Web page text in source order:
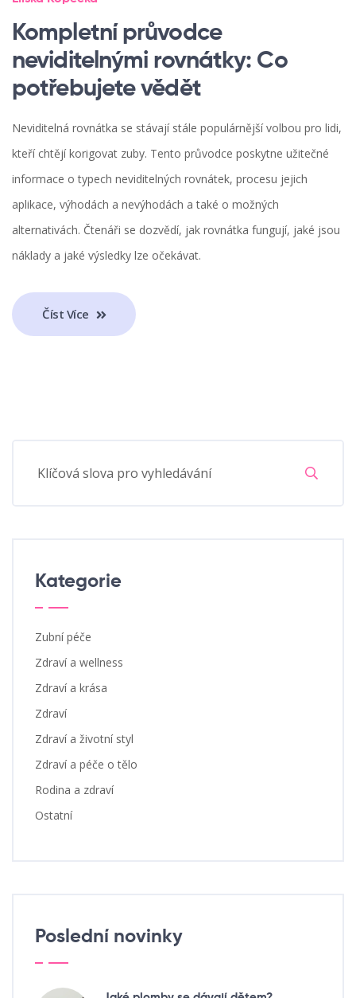
Kompletní průvodce
neviditelnými rovnátky: Co
potřebujete vědět
Neviditelná rovnátka se stávají stále populárnější volbou pro lidi,
kteří chtějí korigovat zuby. Tento průvodce poskytne užitečné
informace o typech neviditelných rovnátek, procesu jejich
aplikace, výhodách a nevýhodách a také o možných
alternativách. Čtenáři se dozvědí, jak rovnátka fungují, jaké jsou
náklady a jaké výsledky lze očekávat.
Číst Více
Kategorie
Zubní péče
Zdraví a wellness
Zdraví a krása
Zdraví
Zdraví a životní styl
Zdraví a péče o tělo
Rodina a zdraví
Ostatní
Poslední novinky